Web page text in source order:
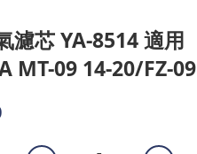
濾芯 YA-8514 適用
MT-09 14-20/FZ-09